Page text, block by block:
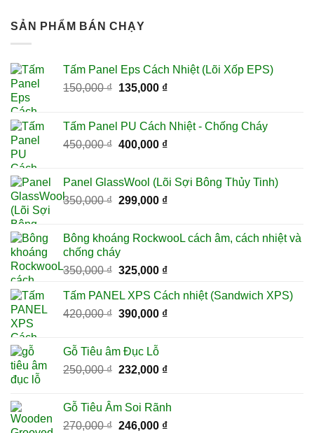
SẢN PHẨM BÁN CHẠY
Tấm Panel Eps Cách Nhiệt (Lõi Xốp EPS)
150,000₫ Giá
150,000 ₫.
135,000 ₫Giá
là:
135,000 ₫.
Tấm Panel PU Cách Nhiệt - Chống Cháy
450,000₫ Giá
450,000 ₫.
400,000 ₫Giá
là:
400,000 ₫.
Panel GlassWool (Lõi Sợi Bông Thủy Tinh)
350,000₫ Giá
350,000 ₫.
299,000 ₫Giá
là:
Bông khoáng RockwooL cách âm, cách nhiệt và
chống cháy
350,000₫ Giá
là:
350,000 ₫.
325,000 ₫Giá
tại
là:
Tấm PANEL XPS Cách nhiệt (Sandwich XPS)
420,000₫ Giá
420,000 ₫.
390,000 ₫Giá
390,000 ₫.
Gỗ Tiêu âm Đục Lỗ
250,000₫ Giá
250,000 ₫.
232,000 ₫Giá
là:
232,000 ₫.
Gỗ Tiêu Âm Soi Rãnh
270,000₫ Giá
246,000 ₫Giá